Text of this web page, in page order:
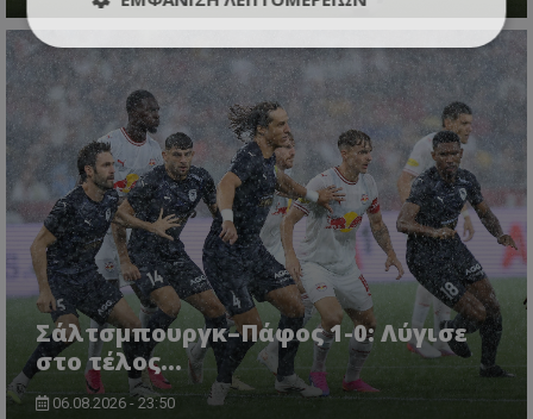
Σάλτσμπουργκ–Πάφος 1-0: Λύγισε
στο τέλος...
06.08.2026 - 23:50